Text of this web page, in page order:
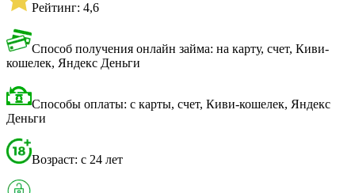
Рейтинг: 4,6
Способ получения онлайн займа: на карту, счет, Киви-
кошелек, Яндекс Деньги
Способы оплаты: с карты, счет, Киви-кошелек, Яндекс
Деньги
Возраст: с 24 лет